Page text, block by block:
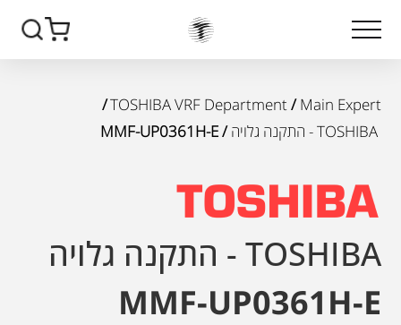
Main Expert
/
TOSHIBA VRF Department
/
TOSHIBA - התקנה גלויה
/ MMF-UP0361H-E
TOSHIBA - התקנה גלויה
MMF-UP0361H-E